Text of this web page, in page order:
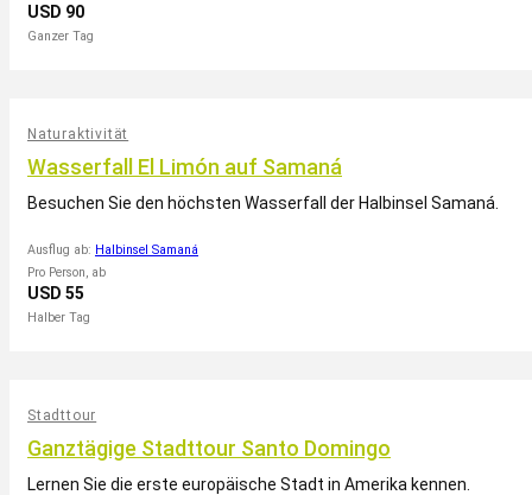
USD 90
Ganzer Tag
Naturaktivität
Wasserfall El Limón auf Samaná
Besuchen Sie den höchsten Wasserfall der Halbinsel Samaná.
Ausflug ab: Halbinsel Samaná
Pro Person, ab
USD 55
Halber Tag
Stadttour
Ganztägige Stadttour Santo Domingo
Lernen Sie die erste europäische Stadt in Amerika kennen.